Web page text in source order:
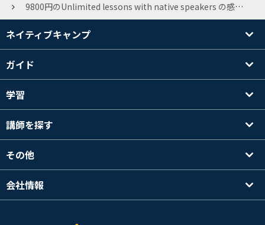
9800円のUnlimited lessons with native speakers の感想を教えて下さい。
ネイティブキャンプ
ガイド
学習
講師を探す
その他
会社情報